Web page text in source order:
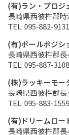
(有)ラン・プロジ
長崎県西彼杵郡
095-882-9131
(有)ポールポジシ
長崎県西彼杵郡
095-887-3108
(株)ラッキーモー
長崎県西彼杵郡
095-883-1559
(有)ドリームロー
長崎県西彼杵郡